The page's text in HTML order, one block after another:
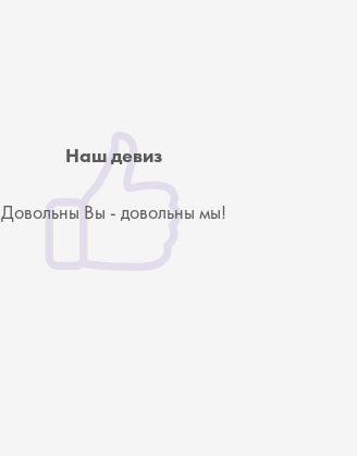
Наш девиз
Довольны Вы - довольны мы!